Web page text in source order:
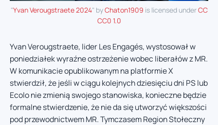
"Yvan Verougstraete 2024" byChaton1909 is licensed underCC
CC0 1.0
Yvan Verougstraete, lider Les Engagés, wystosował w
poniedziałek wyraźne ostrzeżenie wobec liberałów z MR.
W komunikacie opublikowanym na platformie X
stwierdził, że jeśli w ciągu kolejnych dziesięciu dni PS lub
Ecolo nie zmienią swojego stanowiska, konieczne będzie
formalne stwierdzenie, że nie da się utworzyć większości
pod przewodnictwem MR. Tymczasem Region Stołeczny